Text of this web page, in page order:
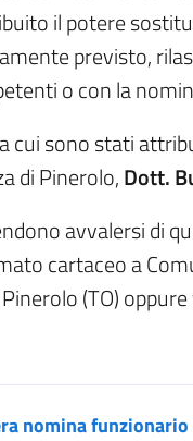
il potere
previsto,
o con la
cui sono stati
di Pinerolo,Dott.
avvalersi di
cartaceo a
(TO)
nomina funzionario